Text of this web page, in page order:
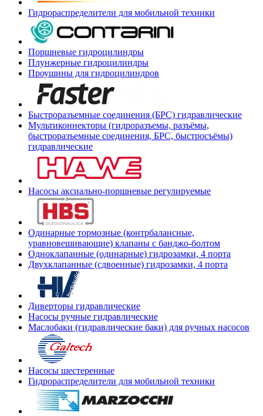
Гидрораспределители для мобильной техники
Поршневые гидроцилиндры
Плунжерные гидроцилиндры
Проушины для гидроцилиндров
Быстроразъемные соединения (БРС) гидравлические
Мультиконнекторы (гидроразъемы, разъёмы,
быстроразъемные соединения, БРС, быстросъёмы)
гидравлические
Насосы аксиально-поршневые регулируемые
Одинарные тормозные (контрбалансные,
уравновешивающие) клапаны с банджо-болтом
Одноклапанные (одинарные) гидрозамки, 4 порта
Двухклапанные (сдвоенные) гидрозамки, 4 порта
Диверторы гидравлические
Насосы ручные гидравлические
Маслобаки (гидравлические баки) для ручных насосов
Насосы шестеренные
Гидрораспределители для мобильной техники